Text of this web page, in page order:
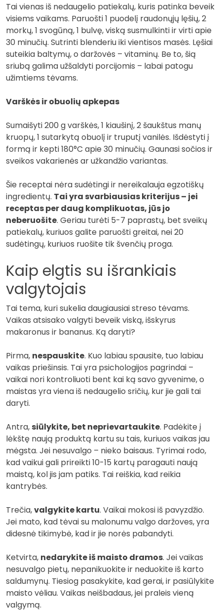
Tai vienas iš nedaugelio patiekalų, kuris patinka beveik
visiems vaikams. Paruošti 1 puodelį raudonųjų lęšių, 2
morkų, 1 svogūną, 1 bulvę, viską susmulkinti ir virti apie
30 minučių. Sutrinti blenderiu iki vientisos masės. Lęšiai
suteikia baltymų, o daržovės – vitaminų. Be to, šią
sriubą galima užšaldyti porcijomis – labai patogu
užimtiems tėvams.
Varškės ir obuolių apkepas
Sumaišyti 200 g varškės, 1 kiaušinį, 2 šaukštus manų
kruopų, 1 sutarkytą obuolį ir truputį vanilės. Išdėstyti į
formą ir kepti 180°C apie 30 minučių. Gaunasi sočios ir
sveikos vakarienės ar užkandžio variantas.
Šie receptai nėra sudėtingi ir nereikalauja egzotiškų
ingredientų. Tai yra svarbiausias kriterijus – jei
receptas per daug komplikuotas, jūs jo
neberuošite. Geriau turėti 5-7 paprastų, bet sveikų
patiekalų, kuriuos galite paruošti greitai, nei 20
sudėtingų, kuriuos ruošite tik švenčių proga.
Kaip elgtis su išrankiais
valgytojais
Tai tema, kuri sukelia daugiausiai streso tėvams.
Vaikas atsisako valgyti beveik viską, išskyrus
makaronus ir bananus. Ką daryti?
Pirma, nespauskite. Kuo labiau spausite, tuo labiau
vaikas priešinsis. Tai yra psichologijos pagrindai –
vaikai nori kontroliuoti bent kai ką savo gyvenime, o
maistas yra viena iš nedaugelio sričių, kur jie gali tai
daryti.
Antra, siūlykite, bet neprievartaukite. Padėkite į
lėkštę naują produktą kartu su tais, kuriuos vaikas jau
mėgsta. Jei nesuvalgo – nieko baisaus. Tyrimai rodo,
kad vaikui gali prireikti 10-15 kartų paragauti naują
maistą, kol jis jam patiks. Tai reiškia, kad reikia
kantrybės.
Trečia,valgykite kartu. Vaikai mokosi iš pavyzdžio.
Jei mato, kad tėvai su malonumu valgo daržoves, yra
didesnė tikimybė, kad ir jie norės pabandyti.
Ketvirta, nedarykite iš maisto dramos. Jei vaikas
nesuvalgo pietų, nepanikuokite ir neduokite iš karto
saldumynų. Tiesiog pasakykite, kad gerai, ir pasiūlykite
maisto vėliau. Vaikas neišbadaus, jei praleis vieną
valgymą.